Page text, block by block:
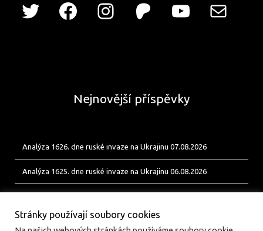
Nejnovější příspěvky
Analýza 1626. dne ruské invaze na Ukrajinu 07.08.2026
Analýza 1625. dne ruské invaze na Ukrajinu 06.08.2026
Stránky používají soubory cookies